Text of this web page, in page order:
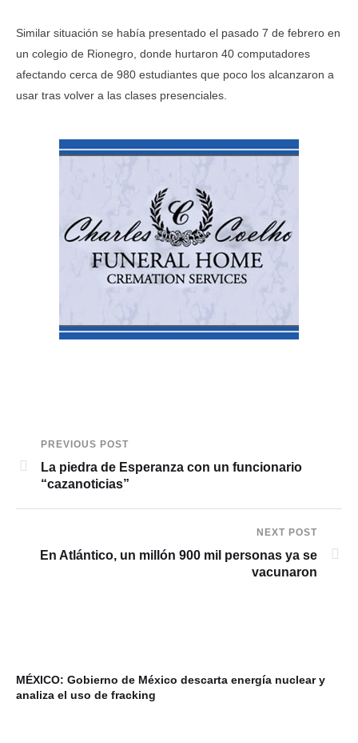
Similar situación se había presentado el pasado 7 de febrero en
un colegio de Rionegro, donde hurtaron 40 computadores
afectando cerca de 980 estudiantes que poco los alcanzaron a
usar tras volver a las clases presenciales.
PREVIOUS POST
La piedra de Esperanza con un funcionario
“cazanoticias”
NEXT POST
En Atlántico, un millón 900 mil personas ya se
vacunaron
MÉXICO: Gobierno de México descarta energía nuclear y
analiza el uso de fracking